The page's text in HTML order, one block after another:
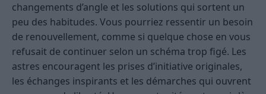
changements d’angle et les solutions qui sortent un
peu des habitudes. Vous pourriez ressentir un besoin
de renouvellement, comme si quelque chose en vous
refusait de continuer selon un schéma trop figé. Les
astres encouragent les prises d’initiative originales,
les échanges inspirants et les démarches qui ouvrent